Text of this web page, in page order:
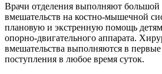
Врачи отделения выполняют большой
вмешательств на костно-мышечной
плановую и экстренную помощь
опорно-двигательного аппарата.
вмешательства выполняются в
поступления в любое время суток.